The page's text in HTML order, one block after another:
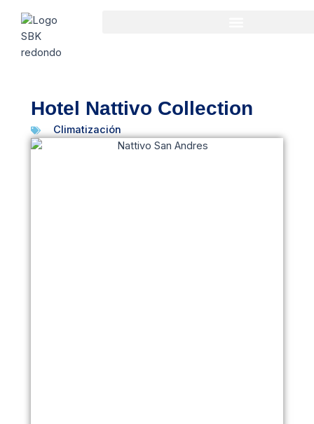
contenido
Hotel Nattivo Collection
Climatización